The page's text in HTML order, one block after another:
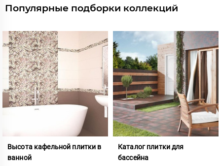
Популярные подборки коллекций
Высота кафельной плитки в
ванной
Каталог плитки для
бассейна